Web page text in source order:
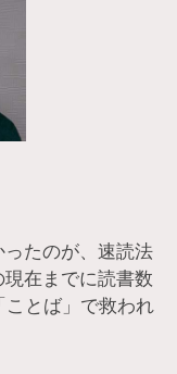
たのが、速読法
在までに読書数
ことば」で救われ